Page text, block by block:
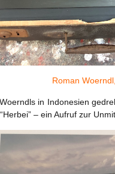
Roman
in Indonesien
– ein Aufruf zur